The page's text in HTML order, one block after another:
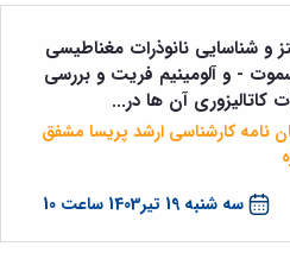
سه شنبه 19 تیر1403 ساعت 10
و شناسایی نانوذرات مغناطیسی
- و آلومینیم فریت و بررسی
کاتالیزوری آن ها در...
نامه کارشناسی ارشد پریسا مشفق